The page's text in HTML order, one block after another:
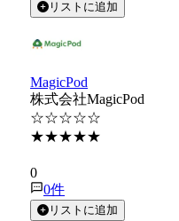
リストに追加
MagicPod
株式会社MagicPod
☆☆☆☆☆
★★★★★
0
0件
リストに追加